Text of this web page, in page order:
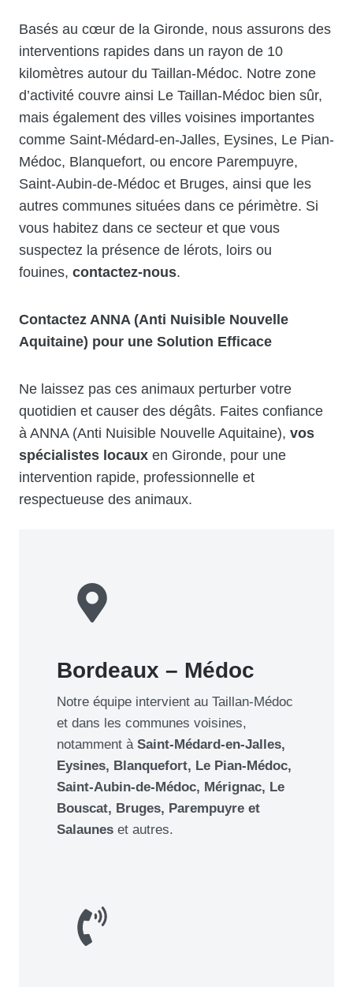
Basés au cœur de la Gironde, nous assurons des
interventions rapides dans un rayon de 10
kilomètres autour du Taillan-Médoc. Notre zone
d’activité couvre ainsi Le Taillan-Médoc bien sûr,
mais également des villes voisines importantes
comme Saint-Médard-en-Jalles, Eysines, Le Pian-
Médoc, Blanquefort, ou encore Parempuyre,
Saint-Aubin-de-Médoc et Bruges, ainsi que les
autres communes situées dans ce périmètre. Si
vous habitez dans ce secteur et que vous
suspectez la présence de lérots, loirs ou
fouines, contactez-nous.
Contactez ANNA (Anti Nuisible Nouvelle
Aquitaine) pour une Solution Efficace
Ne laissez pas ces animaux perturber votre
quotidien et causer des dégâts. Faites confiance
à ANNA (Anti Nuisible Nouvelle Aquitaine), vos
spécialistes locaux en Gironde, pour une
intervention rapide, professionnelle et
respectueuse des animaux.
Bordeaux – Médoc
Notre équipe intervient au Taillan-Médoc
et dans les communes voisines,
notamment à Saint-Médard-en-Jalles,
Eysines, Blanquefort, Le Pian-Médoc,
Saint-Aubin-de-Médoc, Mérignac, Le
Bouscat, Bruges, Parempuyre et
Salaunes et autres.